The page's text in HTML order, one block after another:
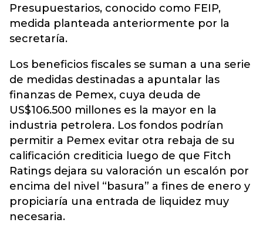
Presupuestarios, conocido como FEIP,
medida planteada anteriormente por la
secretaría.
Los beneficios fiscales se suman a una serie
de medidas destinadas a apuntalar las
finanzas de Pemex, cuya deuda de
US$106.500 millones es la mayor en la
industria petrolera. Los fondos podrían
permitir a Pemex evitar otra rebaja de su
calificación crediticia luego de que Fitch
Ratings dejara su valoración un escalón por
encima del nivel “basura” a fines de enero y
propiciaría una entrada de liquidez muy
necesaria.